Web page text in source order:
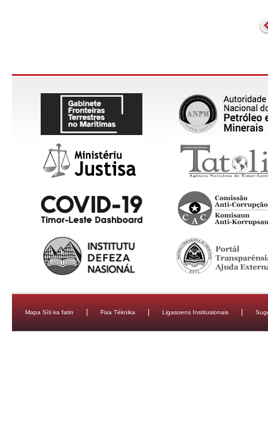
Mapa Síti ka fatin Fixa Téknika Ligasoens Institusionais